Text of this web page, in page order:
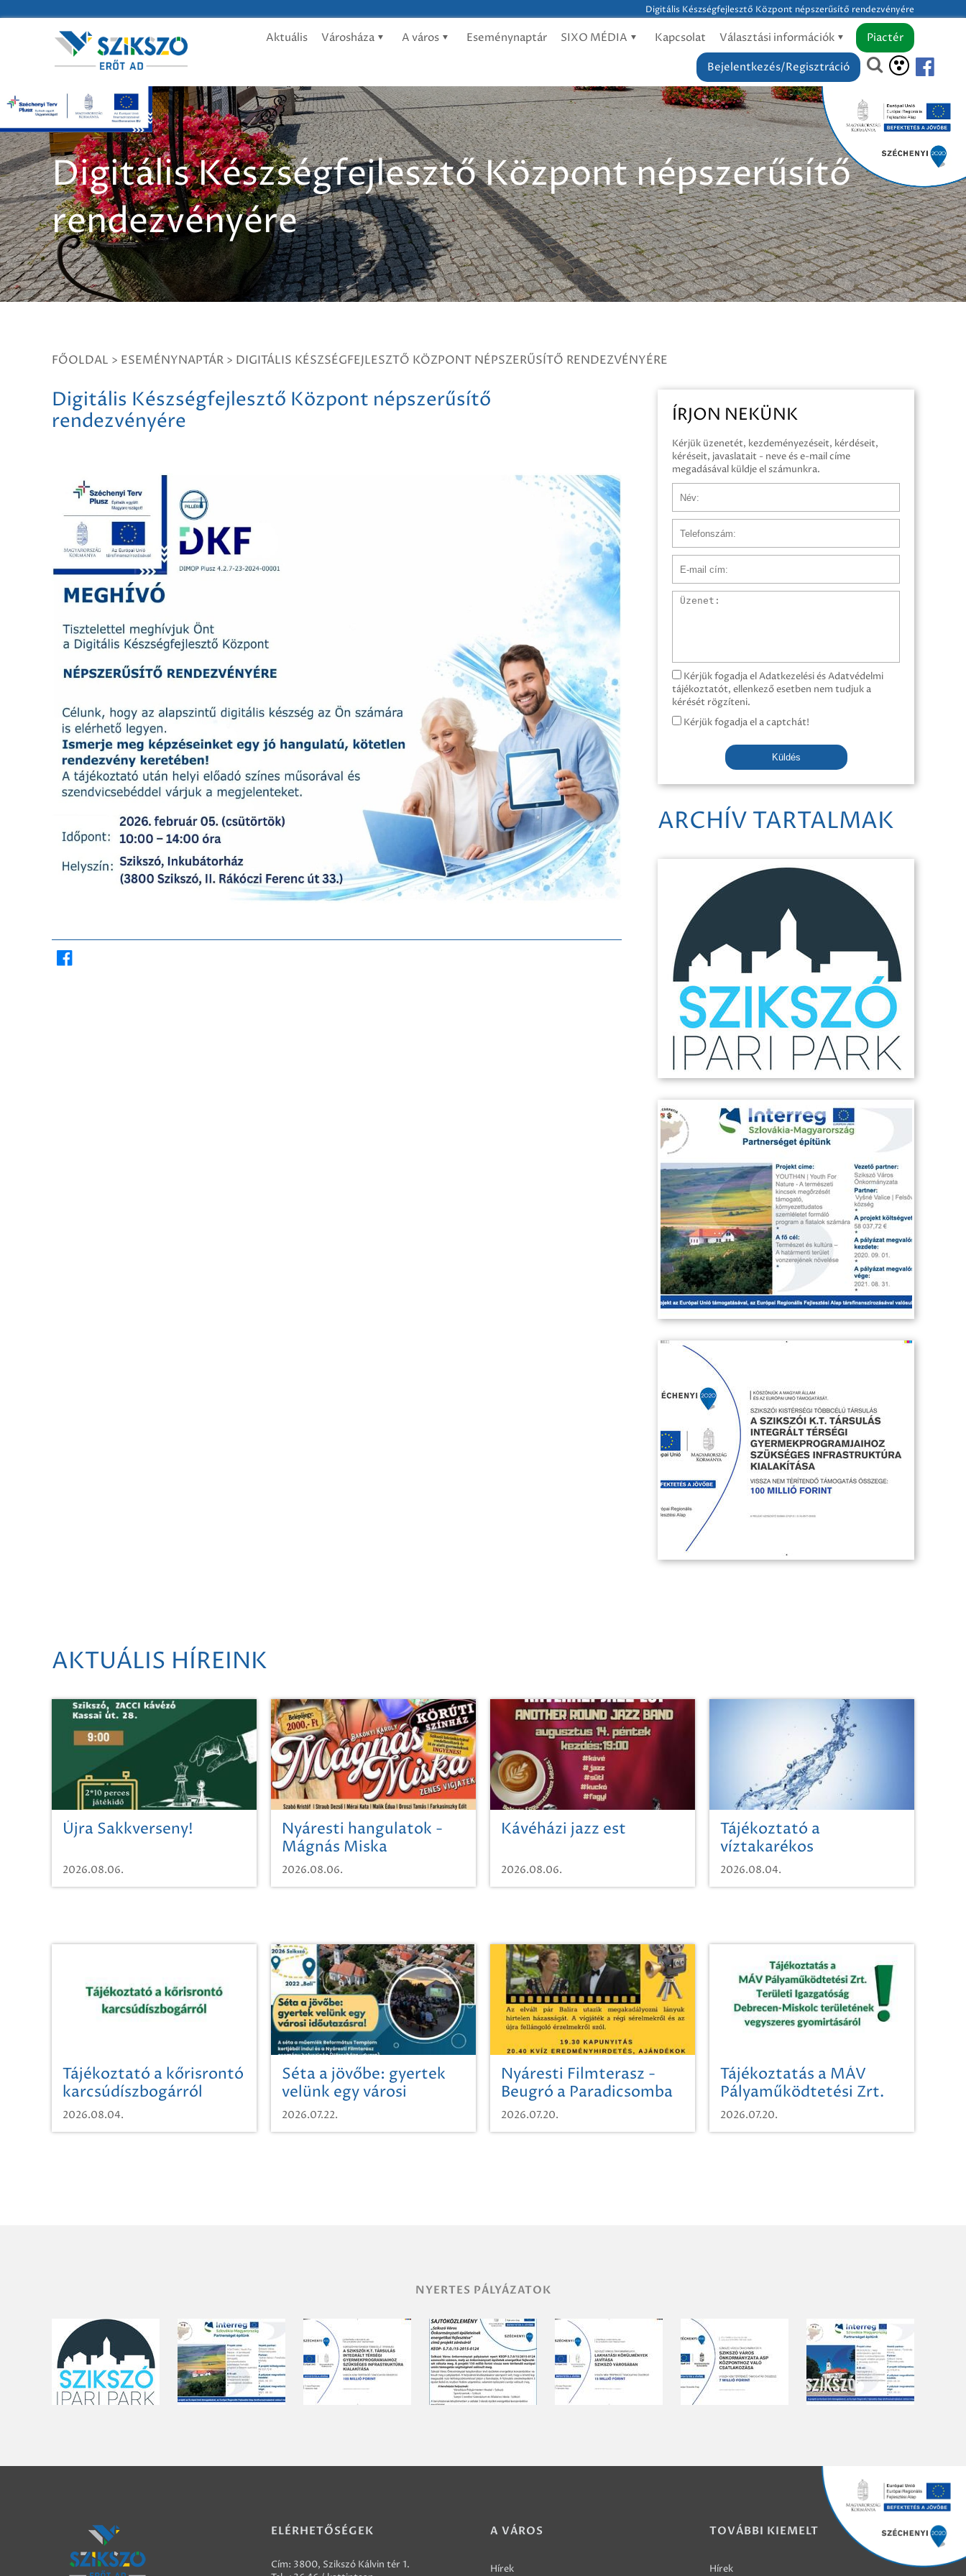
Digitális Készségfejlesztő Központ népszerűsítő rendezvényére
Aktuális Városháza A város Eseménynaptár SIXO MÉDIA Kapcsolat Választási információk
Piactér
Bejelentkezés/Regisztráció
Digitális Készségfejlesztő Központ népszerűsítő
rendezvényére
FŐOLDAL > ESEMÉNYNAPTÁR > DIGITÁLIS KÉSZSÉGFEJLESZTŐ KÖZPONT NÉPSZERŰSÍTŐ RENDEZVÉNYÉRE
Digitális Készségfejlesztő Központ népszerűsítő
rendezvényére
ÍRJON NEKÜNK
Kérjük üzenetét, kezdeményezéseit, kérdéseit,
kéréseit, javaslatait - neve és e-mail címe
megadásával küldje el számunkra.
Üzenet
Kérjük fogadja el Adatkezelési és Adatvédelmi
tájékoztatót, ellenkező esetben nem tudjuk a
kérését rögzíteni.
Kérjük fogadja el a captchát!
Küldés
ARCHÍV TARTALMAK
AKTUÁLIS HÍREINK
Újra Sakkverseny!
2026.08.06.
Nyáresti hangulatok -
Mágnás Miska
2026.08.06.
Kávéházi jazz est
2026.08.06.
Tájékoztató a
víztakarékos
vízhasználatról
2026.08.04.
Tájékoztató a kőrisrontó
karcsúdíszbogárról
2026.08.04.
Séta a jövőbe: gyertek
velünk egy városi
időutazásra!
2026.07.22.
Nyáresti Filmterasz -
Beugró a Paradicsomba
2026.07.20.
Tájékoztatás a MÁV
Pályaműködtetési Zrt.
Területi Igazgatóság
Debrecen-Miskolc
2026.07.20.
NYERTES PÁLYÁZATOK
ELÉRHETŐSÉGEK
Cím: 3800, Szikszó Kálvin tér 1.
A VÁROS
Hírek
TOVÁBBI KIEMELT
Hírek